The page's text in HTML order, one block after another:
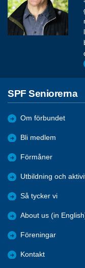
SPF Seniorerna
Om förbundet
Bli medlem
Förmåner
Utbildning och
Så tycker vi
About us (in
Föreningar
Kontakt